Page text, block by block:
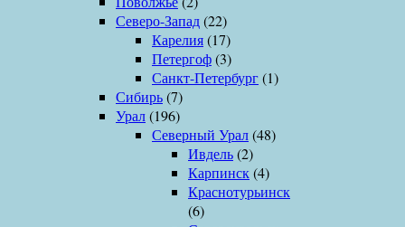
Северо-Запад(22)
Карелия(17)
Петергоф(3)
Санкт-Петербург(1)
Сибирь(7)
Урал(196)
Северный Урал(48)
Ивдель(2)
Карпинск(4)
Краснотурьинск
(6)